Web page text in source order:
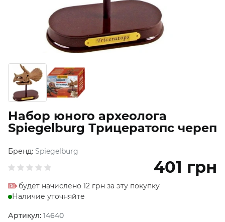
Набор юного археолога
Spiegelburg Трицератопс череп
Бренд: Spiegelburg
401 грн
будет начислено 12 грн за эту покупку
Наличие уточняйте
Артикул: 14640